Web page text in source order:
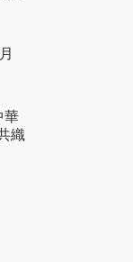
華
織